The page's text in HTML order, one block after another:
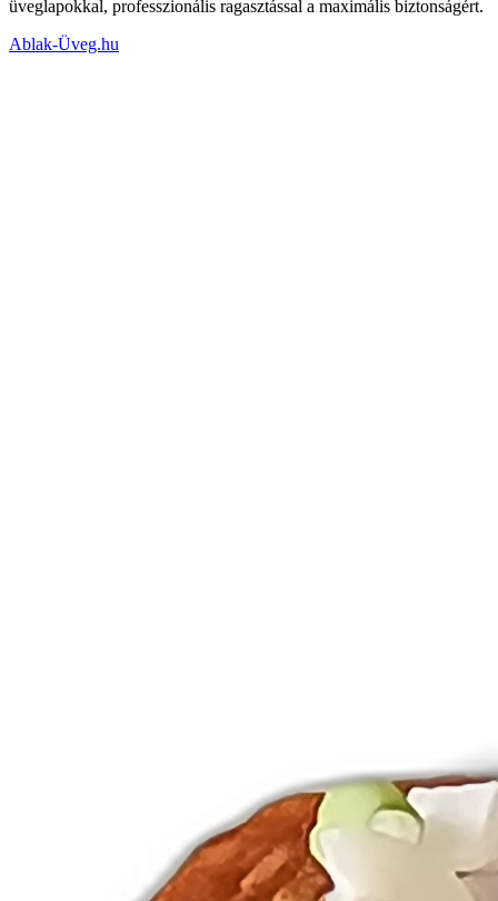
üveglapokkal, professzionális ragasztással a maximális biztonságért.
Ablak-Üveg.hu